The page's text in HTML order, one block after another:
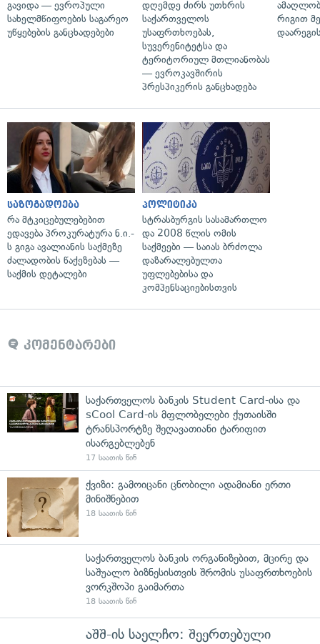
გავიდა — ევროპული
სახელმწიფოების საგარეო
უწყებების განცხადებები
დღემდე ძირს უთხრის
საქართველოს
უსაფრთხოებას,
სუვერენიტეტსა და
ტერიტორიულ მთლიანობას
— ევროკავშირის
პრესპიკერის განცხადება
რიგით
საზოგადოება
რა მტკიცებულებებით
ედავება პროკურატურა ნ.ი.-
ს გიგა ავალიანის საქმეზე
ძალადობის წაქეზებას —
საქმის დეტალები
პოლიტიკა
სტრასბურგის სასამართლო
და 2008 წლის ომის
საქმეები — საიას ბრძოლა
დაზარალებულთა
უფლებებისა და
კომპენსაციებისთვის
კომენტარები
საქართველოს ბანკის Student Card-ისა და
sCool Card-ის მფლობელები ქუთაისში
ტრანსპორტზე შეღავათიანი ტარიფით
ისარგებლებენ
17 საათის წინ
ქვიზი: გამოიცანი ცნობილი ადამიანი ერთი
მინიშნებით
18 საათის წინ
საქართველოს ბანკის ორგანიზებით, მცირე და
საშუალო ბიზნესისთვის შრომის უსაფრთხოების
ვორკშოპი გაიმართა
18 საათის წინ
აშშ-ის საელჩო: შეერთებული